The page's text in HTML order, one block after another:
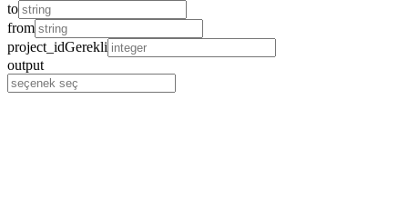
to
from
project_idGerekli
output